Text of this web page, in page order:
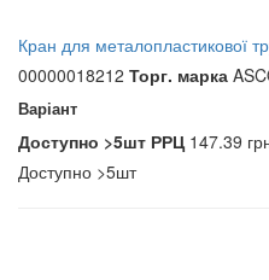
Кран для металопластикової
00000018212 Торг. марка
Варіант
Доступно >5шт РРЦ147.39
Доступно >5шт